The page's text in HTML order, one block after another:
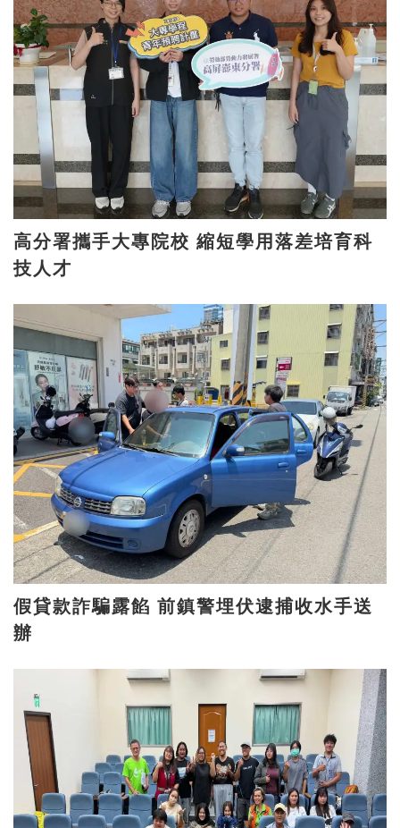
高分署攜手大專院校 縮短學用落差培育科
技人才
假貸款詐騙露餡 前鎮警埋伏逮捕收水手送
辦